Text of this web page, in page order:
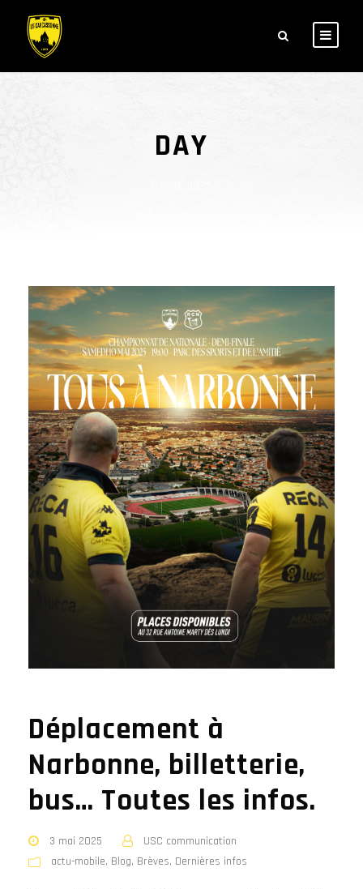
DAY
Déplacement à
Narbonne, billetterie,
bus… Toutes les infos.
3 mai 2025
USC communication
actu-mobile, Blog, Brèves, Dernières infos